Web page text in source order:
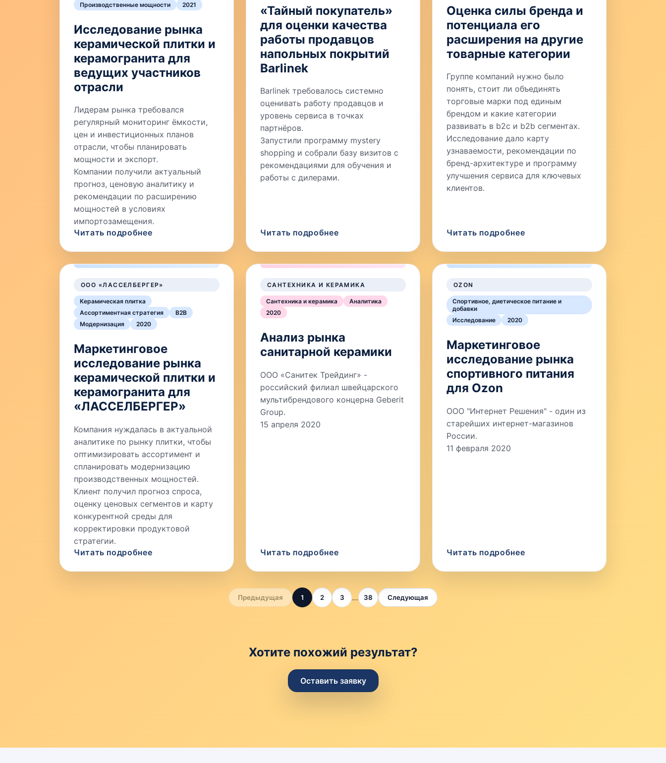
Производственные мощности
2021
Исследование рынка
керамической плитки и
керамогранита для
ведущих участников
отрасли
Лидерам рынка требовался
регулярный мониторинг ёмкости,
цен и инвестиционных планов
отрасли, чтобы планировать
мощности и экспорт.
Компании получили актуальный
прогноз, ценовую аналитику и
рекомендации по расширению
мощностей в условиях
импортозамещения.
Читать подробнее
«Тайный покупатель»
для оценки качества
работы продавцов
напольных покрытий
Barlinek
Barlinek требовалось системно
оценивать работу продавцов и
уровень сервиса в точках
партнёров.
Запустили программу mystery
shopping и собрали базу визитов с
рекомендациями для обучения и
работы с дилерами.
Читать подробнее
Оценка силы бренда и
потенциала его
расширения на другие
товарные категории
Группе компаний нужно было
понять, стоит ли объединять
торговые марки под единым
брендом и какие категории
развивать в b2c и b2b сегментах.
Исследование дало карту
узнаваемости, рекомендации по
бренд-архитектуре и программу
улучшения сервиса для ключевых
клиентов.
Читать подробнее
ООО «ЛАССЕЛБЕРГЕР»
Керамическая плитка
Ассортиментная стратегия
B2B
Модернизация
2020
Маркетинговое
исследование рынка
керамической плитки и
керамогранита для
«ЛАССЕЛБЕРГЕР»
Компания нуждалась в актуальной
аналитике по рынку плитки, чтобы
оптимизировать ассортимент и
спланировать модернизацию
производственных мощностей.
Клиент получил прогноз спроса,
оценку ценовых сегментов и карту
конкурентной среды для
корректировки продуктовой
стратегии.
Читать подробнее
САНТЕХНИКА И КЕРАМИКА
Сантехника и керамика
Аналитика
2020
Анализ рынка
санитарной керамики
ООО «Санитек Трейдинг» -
российский филиал швейцарского
мультибрендового концерна Geberit
Group.
15 апреля 2020
Читать подробнее
OZON
Спортивное, диетическое питание и
добавки
Исследование
2020
Маркетинговое
исследование рынка
спортивного питания
для Ozon
ООО "Интернет Решения" - один из
старейших интернет-магазинов
России.
11 февраля 2020
Читать подробнее
Предыдущая 1 2 3 … 38 Следующая
Хотите похожий результат?
Оставить заявку